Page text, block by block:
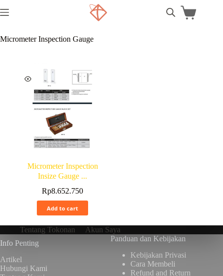
Micrometer Inspection Gauge
Micrometer Inspection
Insize Gauge ...
Rp8.652.750
Add to cart
Tentang Tokonan
Akun Saya
Info Penting
Artikel
Hubungi Kami
Panduan dan Kebijakan
Kebijakan Privasi
Cara Membeli
Refund and Return